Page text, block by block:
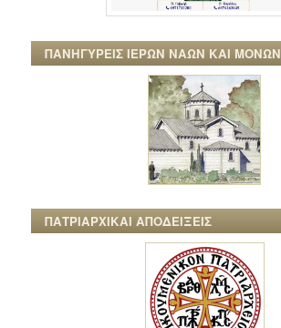
ΠΑΝΗΓΥΡΕΙΣ ΙΕΡΩΝ ΝΑΩΝ ΚΑΙ ΜΟΝΩΝ
ΠΑΤΡΙΑΡΧΙΚΑΙ ΑΠΟΔΕΙΞΕΙΣ